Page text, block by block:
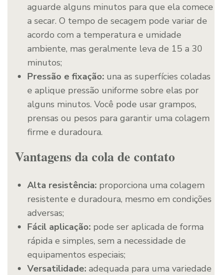
aguarde alguns minutos para que ela comece
a secar. O tempo de secagem pode variar de
acordo com a temperatura e umidade
ambiente, mas geralmente leva de 15 a 30
minutos;
Pressão e fixação: una as superfícies coladas
e aplique pressão uniforme sobre elas por
alguns minutos. Você pode usar grampos,
prensas ou pesos para garantir uma colagem
firme e duradoura.
Vantagens da cola de contato
Alta resistência: proporciona uma colagem
resistente e duradoura, mesmo em condições
adversas;
Fácil aplicação: pode ser aplicada de forma
rápida e simples, sem a necessidade de
equipamentos especiais;
Versatilidade: adequada para uma variedade